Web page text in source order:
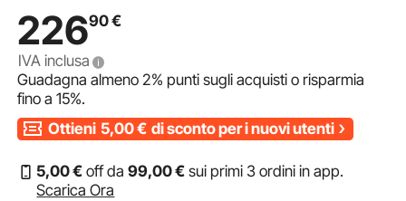
22690€
IVA inclusa
Guadagna almeno2% punti sugli acquisti o risparmia
fino a15%.
Ottieni 5,00€ di sconto per i nuovi utenti
5,00€ off da99,00€ sui primi 3 ordini in app.
Scarica Ora